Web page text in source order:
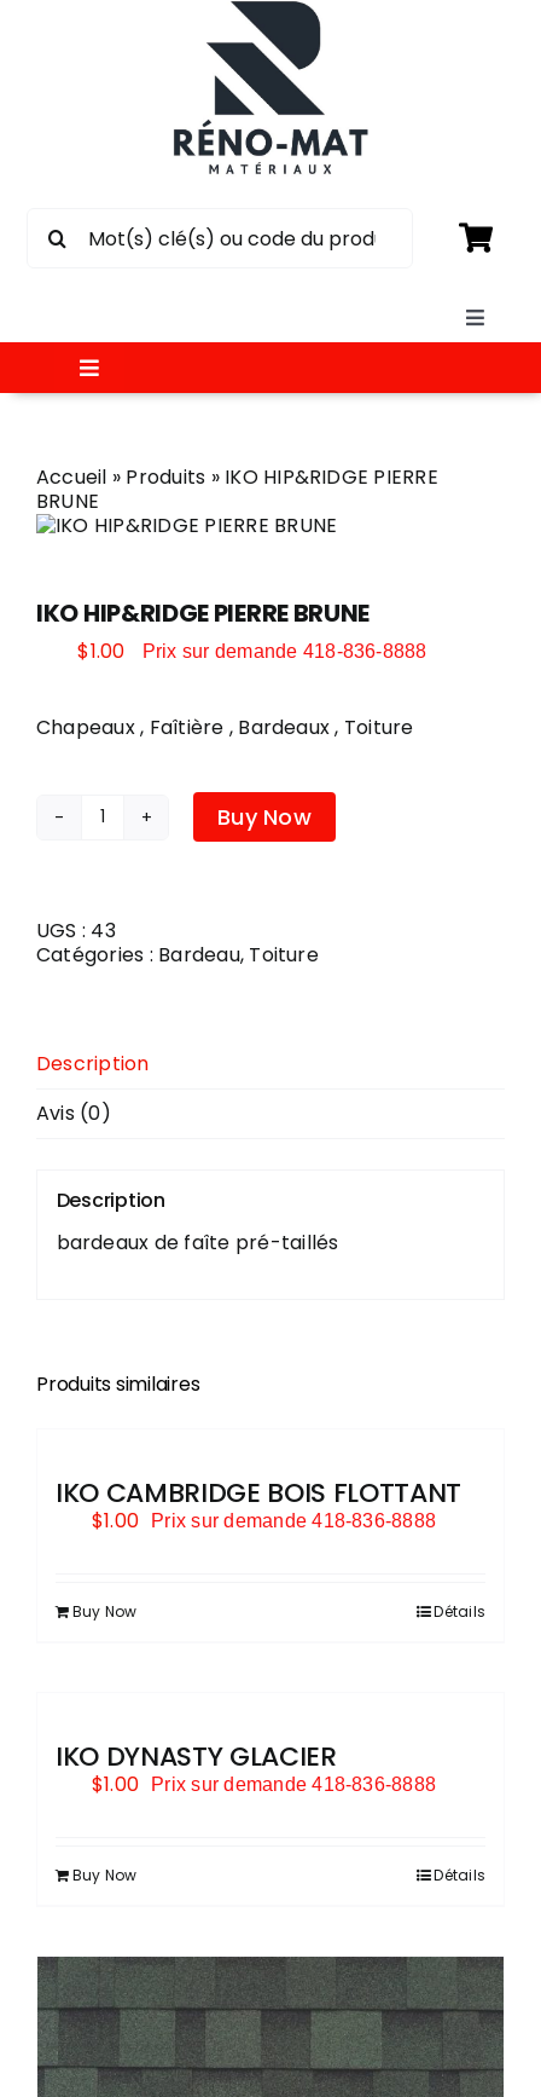
Toggle
SOUMISSION
CIRCULAIRE
Toggle
ÉLECTRICITÉ
PEINTURE
DÉCORATION
QUINCAILLERIE ET OUTILLAGE
SAISONNIER
PLOMBERIE
Accueil » Produits » IKO HIP&RIDGE PIERRE
BRUNE
IKO HIP&RIDGE PIERRE BRUNE
$1.00 Prix sur demande 418-836-8888
Chapeaux , Faîtière , Bardeaux , Toiture
quantité
PIERRE
BRUNE
Buy Now
UGS : 43
Catégories : Bardeau, Toiture
Description
Avis (0)
Description
bardeaux de faîte pré-taillés
Produits similaires
IKO CAMBRIDGE BOIS FLOTTANT
$1.00 Prix sur demande 418-836-8888
Buy Now Détails
IKO DYNASTY GLACIER
$1.00 Prix sur demande 418-836-8888
Buy Now Détails